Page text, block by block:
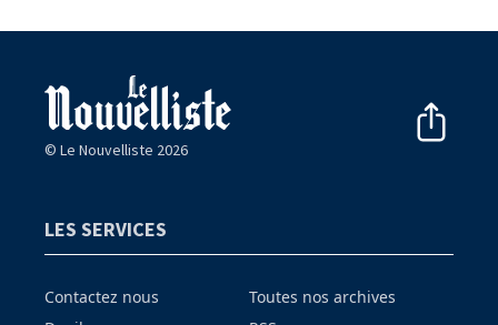
© Le Nouvelliste 2026
LES SERVICES
Contactez nous
Toutes nos archives